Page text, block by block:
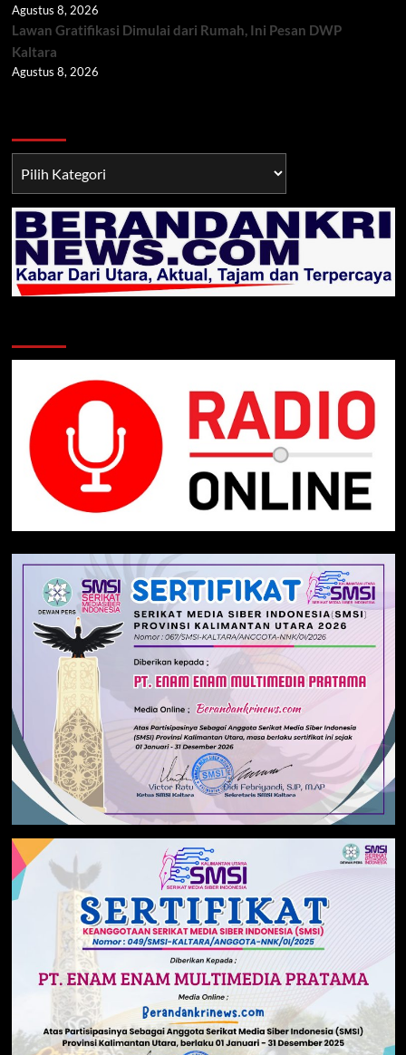
Agustus 8, 2026
Lawan Gratifikasi Dimulai dari Rumah, Ini Pesan DWP
Kaltara
Agustus 8, 2026
TNI/POLRI